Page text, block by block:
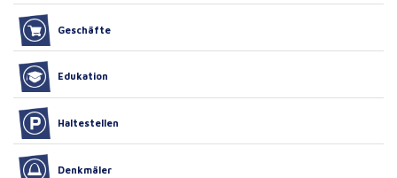
Geschäfte
Edukation
Haltestellen
Denkmäler